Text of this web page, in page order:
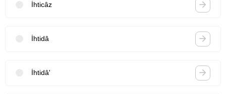
İhticâz
İhtidâ
İhtidâ'